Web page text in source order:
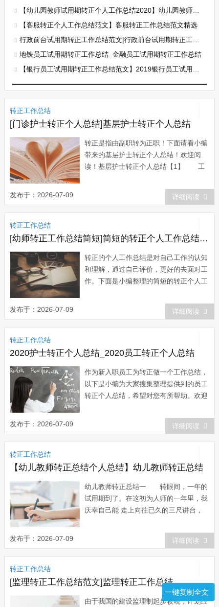
【幼儿园教师试用期转正个人工作总结2020】幼儿园教师试用期转正个人工作总结
【客服转正个人工作总结范文】客服转正工作总结范文精选
行政前台试用期转正工作总结范文|行政前台试用期转正工作总结2019
地铁员工试用期转正工作总结_金融员工试用期转正工作总结
【银行员工试用期转正工作总结范文】2019银行员工试用期转正工作总结
转正工作总结
[门诊护士转正个人总结]基层护士转正个人总结
转正是指由副职转为正职！下面请看小编
带来的基层护士转正个人总结！欢迎阅
读！基层护士转正个人总结【1】 工
言传身教、关心培养下，在同事的支持帮
助、密切配合下，我不断加强思想政治学
习，对工作精益求精，圆满地完成了自己
所承担的各项工作任务，个人思想政治素
质和业务工...
发布于：2026-07-09 详细阅读
转正工作总结
[幼师转正工作总结简短]简短的转正个人工作总结四篇
转正的个人工作总结是对自己工作的认知
和理解，通过自己评价，更好的去面对工
作。下面是小编整理的简短的转正个人工
总结1 本人自20xx年xx月xx日起进入
xx公司从事xx工作，在不知不觉中已经经
过了2个月的试用期。 在这段时间
里，我感悟颇多，虽然这并不是我的第...
发布于：2026-07-09 详细阅读
转正工作总结
2020护士转正个人总结_2020员工转正个人总结
作为新入职员工为转正做一个工作总结，
以下是小编为大家搜集整理提供到的员工
转正个人总结，希望对您有所帮助。欢迎
1 尊敬的领导： 您好! 我于20
年 月成为公司的试用员工，初来公司，
曾经很担心不知该如何做好工作;但是公
司宽松融洽的工作氛围、团结向上的企
业...
发布于：2026-07-09 详细阅读
转正工作总结
【幼儿教师转正总结个人总结】幼儿教师转正总结
幼儿教师转正总结一 转眼间，一年的
试用期到了。在这初为人师的一年里，我
庆幸自己能 走上向往已久的三尺讲台，
正适 应了学校正常的教育教学生活，融
入到太和中学这个大家庭中。一年来，
在学校领导和同事们的帮助下，我无论是
学习能力、教学能力还是专业水 平都得
到较明显的提...
发布于：2026-07-09 详细阅读
转正工作总结
[监理转正工作总结范文]监理转正工作总结
由于我国的建设监理制起步较晚，计划经
一键复制全文